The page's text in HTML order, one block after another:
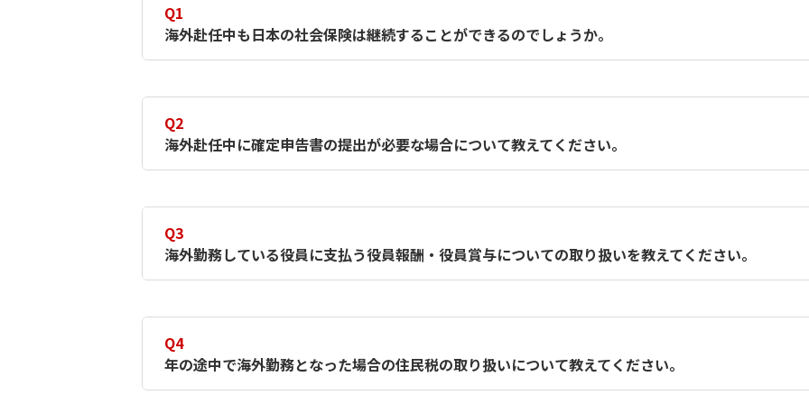
Q1
海外赴任中も日本の社会保険は継続することができるのでしょうか。
Q2
海外赴任中に確定申告書の提出が必要な場合について教えてください。
Q3
海外勤務している役員に支払う役員報酬・役員賞与についての取り扱いを教えてください。
Q4
年の途中で海外勤務となった場合の住民税の取り扱いについて教えてください。